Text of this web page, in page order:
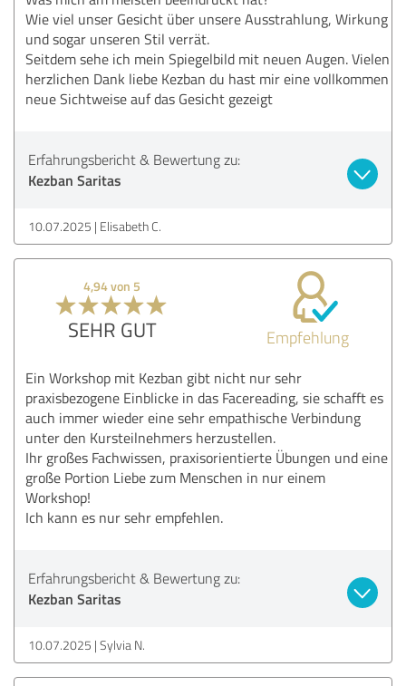
Wie viel unser Gesicht über unsere Ausstrahlung, Wirkung
und sogar unseren Stil verrät.
Seitdem sehe ich mein Spiegelbild mit neuen Augen. Vielen
herzlichen Dank liebe Kezban du hast mir eine vollkommen
neue Sichtweise auf das Gesicht gezeigt
Erfahrungsbericht & Bewertung zu:
Kezban Saritas
10.07.2025 Elisabeth C.
4,94 von 5
SEHR GUT Empfehlung
Ein Workshop mit Kezban gibt nicht nur sehr
praxisbezogene Einblicke in das Facereading, sie schafft es
auch immer wieder eine sehr empathische Verbindung
unter den Kursteilnehmers herzustellen.
Ihr großes Fachwissen, praxisorientierte Übungen und eine
große Portion Liebe zum Menschen in nur einem
Workshop!
Ich kann es nur sehr empfehlen.
Erfahrungsbericht & Bewertung zu:
Kezban Saritas
10.07.2025 Sylvia N.